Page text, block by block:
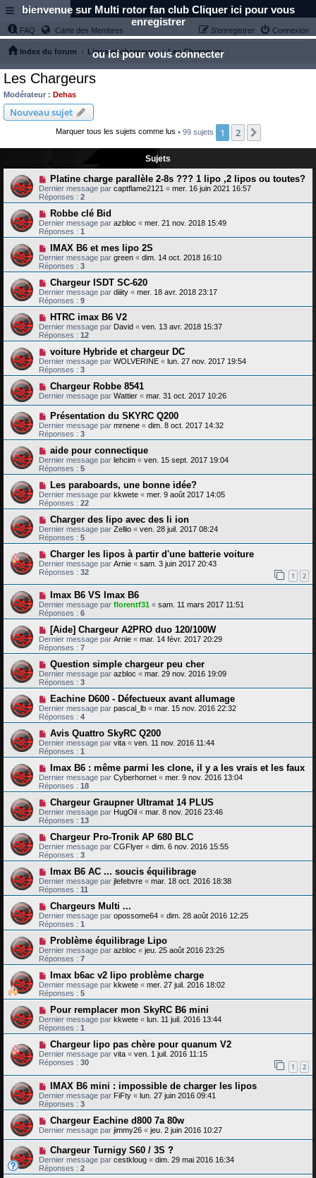
bienvenue sur Multi rotor fan club Cliquer ici pour vous
enregistrer
ou ici pour vous connecter
Links
FAQ Carte des Membres Connexion
S’enregistrer
Index du forum Lipos et chargeurs Les Chargeurs
Les Chargeurs
Modérateur : Dehas
Nouveau sujet
Marquer tous les sujets comme lus • 99 sujets 1 2
Sujets
Platine charge parallèle 2-8s ??? 1 lipo ,2 lipos ou toutes?
Dernier message par captflame2121 « mer. 16 juin 2021 16:57
Réponses : 2
Robbe clé Bid
Dernier message par azbloc « mer. 21 nov. 2018 15:49
Réponses : 1
IMAX B6 et mes lipo 2S
Dernier message par green « dim. 14 oct. 2018 16:10
Réponses : 3
Chargeur ISDT SC-620
Dernier message par diiity « mer. 18 avr. 2018 23:17
Réponses : 9
HTRC imax B6 V2
Dernier message par David « ven. 13 avr. 2018 15:37
Réponses : 12
voiture Hybride et chargeur DC
Dernier message par WOLVERINE « lun. 27 nov. 2017 19:54
Réponses : 3
Chargeur Robbe 8541
Dernier message par Wattier « mar. 31 oct. 2017 10:26
Présentation du SKYRC Q200
Dernier message par mrnene « dim. 8 oct. 2017 14:32
Réponses : 3
aide pour connectique
Dernier message par lehcim « ven. 15 sept. 2017 19:04
Réponses : 5
Les paraboards, une bonne idée?
Dernier message par kkwete « mer. 9 août 2017 14:05
Réponses : 22
Charger des lipo avec des li ion
Dernier message par Zellio « ven. 28 juil. 2017 08:24
Réponses : 5
Charger les lipos à partir d'une batterie voiture
Dernier message par Arnie « sam. 3 juin 2017 20:43
Réponses : 32 1 2
Imax B6 VS Imax B6
Dernier message par florentf31 « sam. 11 mars 2017 11:51
Réponses : 6
[Aide] Chargeur A2PRO duo 120/100W
Dernier message par Arnie « mar. 14 févr. 2017 20:29
Réponses : 7
Question simple chargeur peu cher
Dernier message par azbloc « mar. 29 nov. 2016 19:09
Réponses : 3
Eachine D600 - Défectueux avant allumage
Dernier message par pascal_lb « mar. 15 nov. 2016 22:32
Réponses : 4
Avis Quattro SkyRC Q200
Dernier message par vita « ven. 11 nov. 2016 11:44
Réponses : 1
Imax B6 : même parmi les clone, il y a les vrais et les faux
Dernier message par Cyberhornet « mer. 9 nov. 2016 13:04
Réponses : 18
Chargeur Graupner Ultramat 14 PLUS
Dernier message par HugOil « mar. 8 nov. 2016 23:46
Réponses : 13
Chargeur Pro-Tronik AP 680 BLC
Dernier message par CGFlyer « dim. 6 nov. 2016 15:55
Réponses : 3
Imax B6 AC ... soucis équilibrage
Dernier message par jlefebvre « mar. 18 oct. 2016 18:38
Réponses : 11
Chargeurs Multi ...
Dernier message par opossome64 « dim. 28 août 2016 12:25
Réponses : 1
Problème équilibrage Lipo
Dernier message par azbloc « jeu. 25 août 2016 23:25
Réponses : 7
Imax b6ac v2 lipo problème charge
Dernier message par kkwete « mer. 27 juil. 2016 18:02
Réponses : 5
Pour remplacer mon SkyRC B6 mini
Dernier message par kkwete « lun. 11 juil. 2016 13:44
Réponses : 1
Chargeur lipo pas chère pour quanum V2
Dernier message par vita « ven. 1 juil. 2016 11:15
Réponses : 30 1 2
IMAX B6 mini : impossible de charger les lipos
Dernier message par FiFty « lun. 27 juin 2016 09:41
Réponses : 3
Chargeur Eachine d800 7a 80w
Dernier message par jimmy26 « jeu. 2 juin 2016 10:27
Chargeur Turnigy S60 / 3S ?
Dernier message par cestkloug « dim. 29 mai 2016 16:34
Réponses : 2